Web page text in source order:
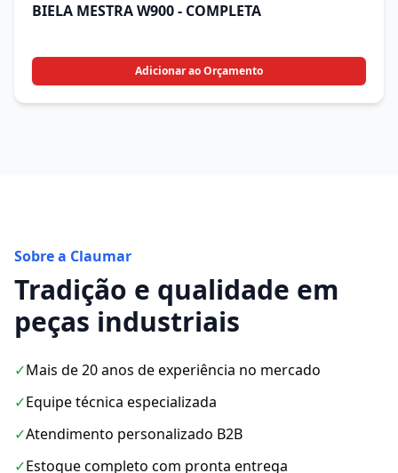
BIELA MESTRA W900 - COMPLETA
Adicionar ao Orçamento
Sobre a Claumar
Tradição e qualidade em
peças industriais
✓Mais de 20 anos de experiência no mercado
✓Equipe técnica especializada
✓Atendimento personalizado B2B
✓Estoque completo com pronta entrega